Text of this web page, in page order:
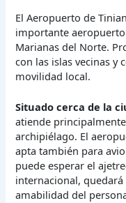
El Aeropuerto de
importante
Marianas del Norte.
con las islas vecinas y
movilidad local.
Situado cerca de la
atiende
archipiélago. El
apta también para
puede esperar el
internacional,
amabilidad del